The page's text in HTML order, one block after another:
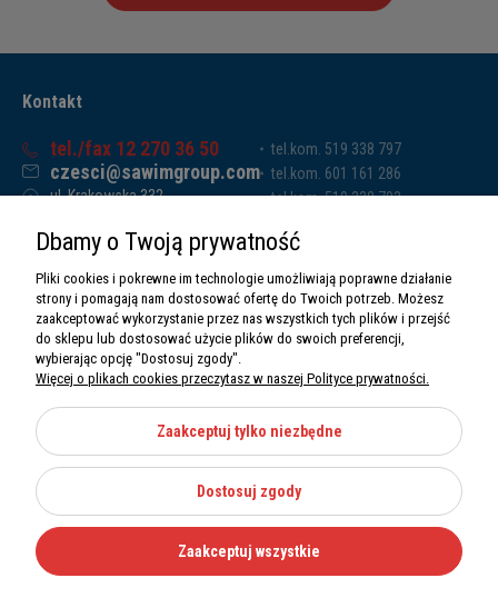
Kontakt
tel./fax 12 270 36 50
czesci@sawimgroup.com
ul. Krakowska 332,
Sawim Group Mariusz Zdyb sp. k.
NIP: 5130284470
REGON: 5246591010
tel.kom. 519 338 797
tel.kom. 601 161 286
tel.kom. 519 338 793
O nas
Informacje
Moje konto
Kategorie
Dbamy o Twoją prywatność
Pliki cookies i pokrewne im technologie umożliwiają poprawne działanie
strony i pomagają nam dostosować ofertę do Twoich potrzeb. Możesz
zaakceptować wykorzystanie przez nas wszystkich tych plików i przejść
do sklepu lub dostosować użycie plików do swoich preferencji,
wybierając opcję "Dostosuj zgody".
Więcej o plikach cookies przeczytasz w naszej Polityce prywatności.
Zaakceptuj tylko niezbędne
Dostosuj zgody
Zaakceptuj wszystkie